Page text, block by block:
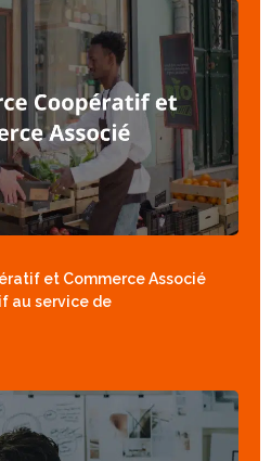
et Commerce Associé
au service de